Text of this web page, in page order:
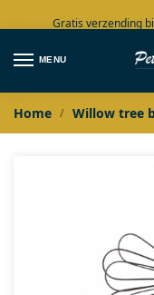
Gratis verzending
MENU
Home / Willow tree